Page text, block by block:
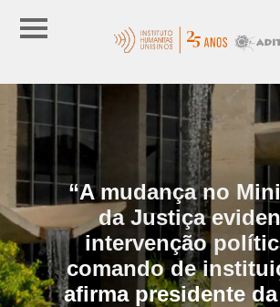
“A mudança no
da Justiça
intervenção
comando de
afirma presidente